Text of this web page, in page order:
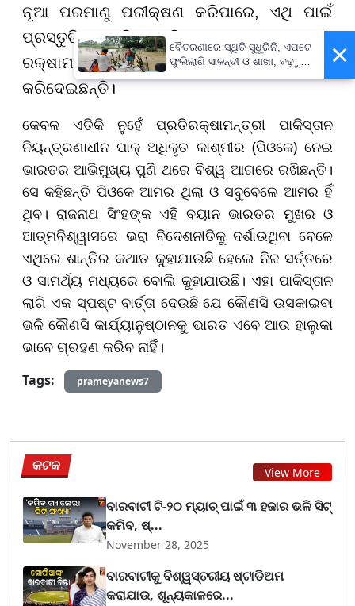
ନୂଆ ପରମାଣୁ ପରୀକ୍ଷଣ କରିପାରେ, ଏଥି ପାଇଁ
ପ୍ରସ୍ତୁତି କରୁଛି। ଏହି ପ୍ରଶ୍ନର ଜବାବରେ
ରକ୍ଷାମନ୍ତ୍ରୀ ଭାରତର ଆଭିମୁଖ୍ୟ ସ୍ପଷ୍ଟ
କରିଦେଇଛନ୍ତି।
କେବଳ ଏତିକି ନୁହେଁ ପ୍ରତିରକ୍ଷାମନ୍ତ୍ରୀ ପାକିସ୍ତାନ
ନିୟନ୍ତ୍ରଣାଧୀନ ପାକ୍ ଅଧିକୃତ କାଶ୍ମୀର (ପିଓକେ) ନେଇ
ଭାରତର ଆଭିମୁଖ୍ୟ ପୁଣି ଥରେ ବିଶ୍ୱ ଆଗରେ ରଖିଛନ୍ତି।
ସେ କହିଛନ୍ତି ପିଓକେ ଆମର ଥିଲା ଓ ସବୁବେଳେ ଆମର ହିଁ
ଥିବ। ରାଜନାଥ ସିଂହଙ୍କ ଏହି ବୟାନ ଭାରତର ମୁଖର ଓ
ଆତ୍ମବିଶ୍ୱାସରେ ଭରା ବିଦେଶନୀତିକୁ ଦର୍ଶାଉଥିବା ବେଳେ
ଏଥିରେ ଶାନ୍ତିର କଥାତ କୁହାଯାଉଛି ହେଲେ ନିଜ ସର୍ତ୍ତରେ
ଓ ସାମର୍ଥ୍ୟ ମଧ୍ୟରେ ବୋଲି କୁହାଯାଉଛି। ଏହା ପାକିସ୍ତାନ
ଲାଗି ଏକ ସ୍ପଷ୍ଟ ବାର୍ତ୍ତା ଦେଉଛି ଯେ କୌଣସି ଉସକାଇବା
ଭଳି କୌଣସି କାର୍ଯ୍ୟାନୁଷ୍ଠାନକୁ ଭାରତ ଏବେ ଆଉ ହାଲୁକା
ଭାବେ ଗ୍ରହଣ କରିବ ନାହିଁ।
Tags: prameyanews7
କଟକ View More
ବାରବାଟୀ ଟି-୨୦ ମ୍ୟାଚ୍ ପାଇଁ ୩ ହଜାର ଭଳି ସିଟ୍
କମିବ, ଷ୍...
November 28, 2025
ବାରବାଟୀକୁ ବିଶ୍ୱସ୍ତରୀୟ ଷ୍ଟାଡିଅମ
କରାଯାଉ, ଶୂନ୍ୟକାଳରେ...
×
ବୈତରଣୀରେ ସ୍ଥିତି ସୁଧୁରିନି, ଏପଟେ
ଫୁଲିଲାଣି ସାଳନ୍ଦୀ ଓ ଶାଖା, ବଢ଼ୁଛି